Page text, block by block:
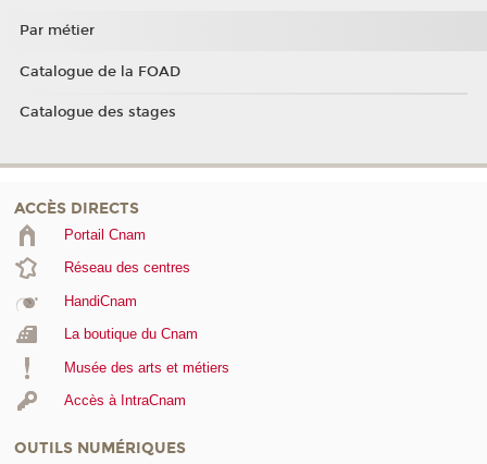
Par métier
Catalogue de la FOAD
Catalogue des stages
ACCÈS DIRECTS
Portail Cnam
Réseau des centres
HandiCnam
La boutique du Cnam
Musée des arts et métiers
Accès à IntraCnam
OUTILS NUMÉRIQUES